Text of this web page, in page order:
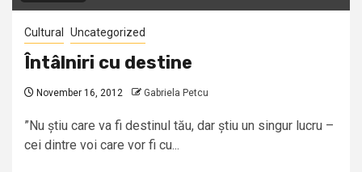
Cultural Uncategorized
Întâlniri cu destine
November 16, 2012 Gabriela Petcu
”Nu știu care va fi destinul tău, dar știu un singur lucru –
cei dintre voi care vor fi cu...